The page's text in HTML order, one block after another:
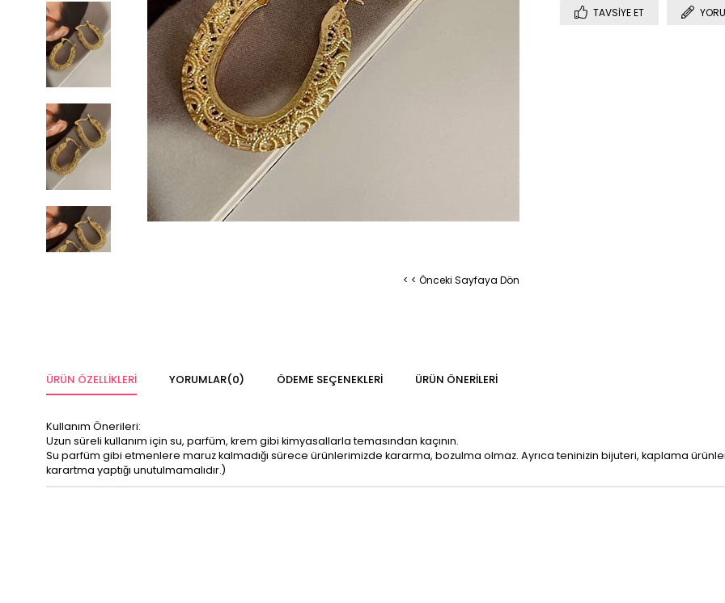
< < Önceki Sayfaya Dön
TAVSIYE ET
ÜRÜN ÖZELLIKLERI YORUMLAR(0) ÖDEME SEÇENEKLERI ÜRÜN ÖNERILERI
Kullanım Önerileri:
Uzun süreli kullanım için su, parfüm, krem gibi kimyasallarla temasından kaçının.
Su parfüm gibi etmenlere maruz kalmadığı sürece ürünlerimizde kararma, bozulma olmaz. Ayrıca teninizin bijuteri, kaplama
karartma yaptığı unutulmamalıdır.)